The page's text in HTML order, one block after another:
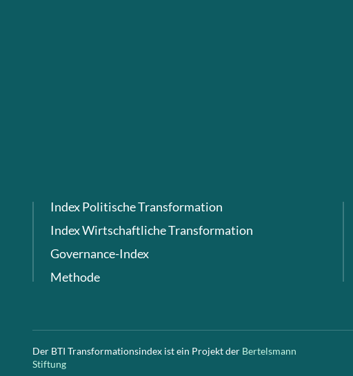
Index Politische Transformation
Index Wirtschaftliche Transformation
Governance-Index
Methode
Der BTI Transformationsindex ist ein Projekt der Bertelsmann
Stiftung